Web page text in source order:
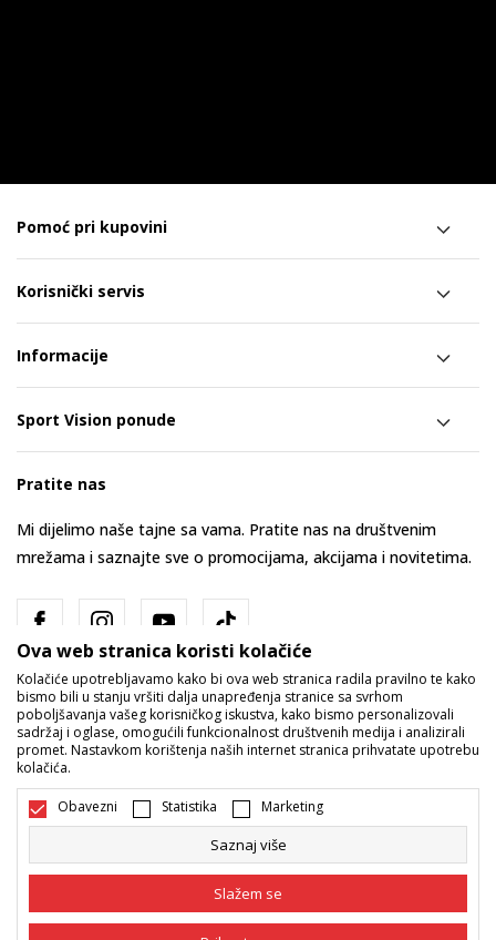
Pomoć pri kupovini
Korisnički servis
Informacije
Sport Vision ponude
Pratite nas
Mi dijelimo naše tajne sa vama. Pratite nas na društvenim
mrežama i saznajte sve o promocijama, akcijama i novitetima.
Bosna i Hercegovina Promijenite
Nastojimo da budemo što precizniji u opisu proizvoda, prikazu slika i
Ova web stranica koristi kolačiće
Kolačiće upotrebljavamo kako bi ova web stranica radila pravilno te kako
bismo bili u stanju vršiti dalja unapređenja stranice sa svrhom
poboljšavanja vašeg korisničkog iskustva, kako bismo personalizovali
sadržaj i oglase, omogućili funkcionalnost društvenih medija i analizirali
promet. Nastavkom korištenja naših internet stranica prihvatate upotrebu
kolačića.
Obavezni Statistika Marketing
Saznaj više
Slažem se